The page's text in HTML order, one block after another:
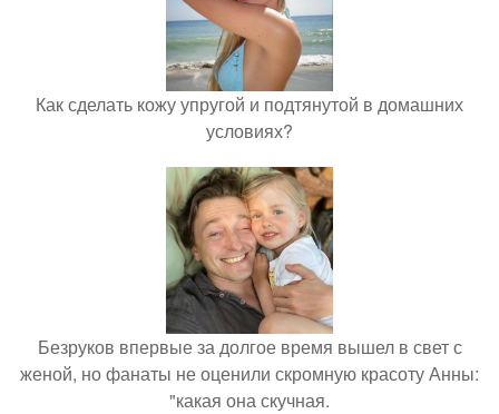
Как сделать кожу упругой и подтянутой в домашних
условиях?
Безруков впервые за долгое время вышел в свет с
женой, но фанаты не оценили скромную красоту Анны:
"какая она скучная.